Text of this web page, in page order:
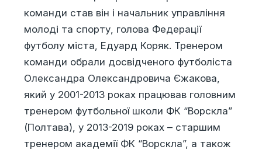
команди став він і начальник управління
молоді та спорту, голова Федерації
футболу міста, Едуард Коряк. Тренером
команди обрали досвідченого футболіста
Олександра Олександровича Єжакова,
який у 2001-2013 роках працював головним
тренером футбольної школи ФК “Ворскла”
(Полтава), у 2013-2019 роках – старшим
тренером академії ФК “Ворскла”, а також